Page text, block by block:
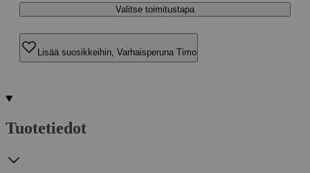
Valitse toimitustapa
Lisää suosikkeihin, Varhaisperuna Timo
Tuotetiedot